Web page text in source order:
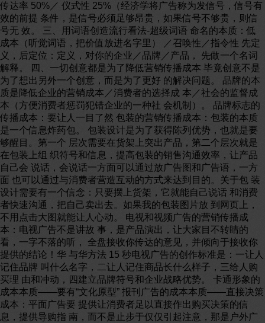
传达率 50%／ 仪式性 25%（经济学将广告称为发信号，信号有
效的前提 条件，是信号必须足够昂贵，如果信号不够贵，则信
号无 效。 三、用词语创造流行看法-超级词语 命名的本质：低
成本（听觉词语，把价值放进名字里） ／召唤性／指令性 先定
义，后定位：定义，对你的企业／品牌／产品， 先做一个名词
解释。 四、一切创意都是为了降低营销传播成本 毕竟创意不是
为了想出另外一个创意，而是为了更好 的解决问题。 品牌的本
质是降低企业的营销成本／消费者的选择成 本／社会的监督成
本（方便消费者惩罚犯错企业的一种社 会机制）。 品牌标志的
传播成本：要让人一目了然 包装的营销传播成本：包装的本质
是一个信息炸药包。 包装设计是为了获得陈列优势，也就是要
够醒目。第一个 层次需要在货架上突出产品，第二个层次就是
在包装上组 织符号和信息，提高包装的销售沟通效率，让产品
自己会 说话，会说话一方面可以通过放广告图和广告语，一方
面 也可以通过与消费者营造互动的方式来达到目的。关于包 装
设计需要有一个信念：只要摆上货架，它就能自己说话 和消费
者快速沟通，把自己卖出去。如果我的包装图片放 到网页上，
不用点击大图就能让人心动。 电视和视频广告的营销传播成
本：电视广告不是讲故 事，是产品演出，让大家目不转睛的
看，一字不落的听， 全盘接收你传达的意见，并倾向于接收你
提供的结论！华 与华方法 15 秒电视广告的创作标准是：一让人
记住品牌 叫什么名字，二让人记住商品长什么样子，三给人购
买理 由和冲动，四建立品牌符号和企业战略优势。 卡通形象的
成本本质——要有“文化原型” 报刊广告的成本本质——直接决策
成本：平面广告要 提供让消费者足以直接作出购买决策的信
息，提供导购指 南，而不是止步于仅仅引起注意，那是户外广